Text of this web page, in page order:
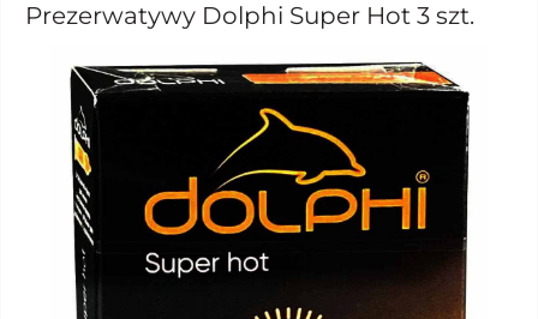
Prezerwatywy Dolphi Super Hot 3 szt.